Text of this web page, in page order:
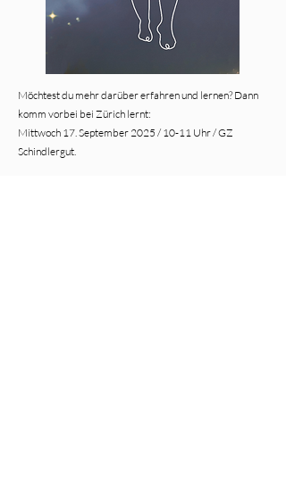
Möchtest du mehr darüber erfahren und lernen? Dann
komm vorbei bei Zürich lernt:
Mittwoch 17. September 2025 / 10-11 Uhr / GZ
Schindlergut.